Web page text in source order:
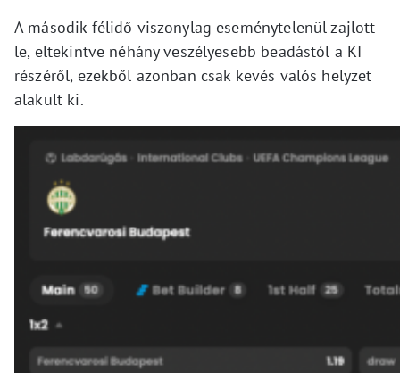
A második félidő viszonylag eseménytelenül zajlott
le, eltekintve néhány veszélyesebb beadástól a KI
részéről, ezekből azonban csak kevés valós helyzet
alakult ki.